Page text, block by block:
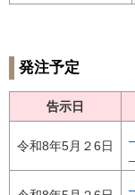
発注予定
告示日
令和8年5月２6日